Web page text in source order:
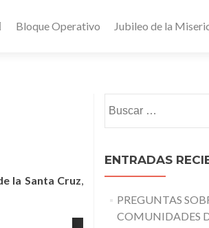
Bloque Operativo Jubileo de la
la Santa Cruz,
ENTRADAS
PREGUNTAS
COMUNIDADES